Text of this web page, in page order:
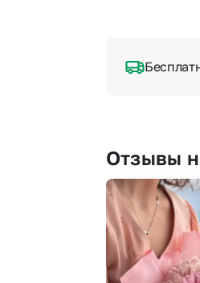
Отзывы